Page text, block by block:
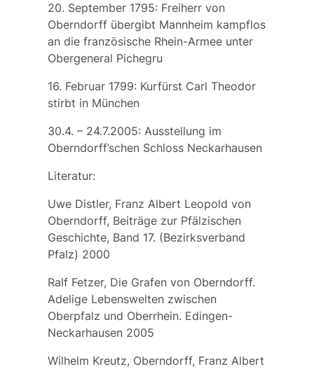
20. September 1795: Freiherr von
Oberndorff übergibt Mannheim kampflos
an die französische Rhein-Armee unter
Obergeneral Pichegru
16. Februar 1799: Kurfürst Carl Theodor
stirbt in München
30.4. – 24.7.2005: Ausstellung im
Oberndorff’schen Schloss Neckarhausen
Literatur:
Uwe Distler, Franz Albert Leopold von
Oberndorff, Beiträge zur Pfälzischen
Geschichte, Band 17. (Bezirksverband
Pfalz) 2000
Ralf Fetzer, Die Grafen von Oberndorff.
Adelige Lebenswelten zwischen
Oberpfalz und Oberrhein. Edingen-
Neckarhausen 2005
Wilhelm Kreutz, Oberndorff, Franz Albert